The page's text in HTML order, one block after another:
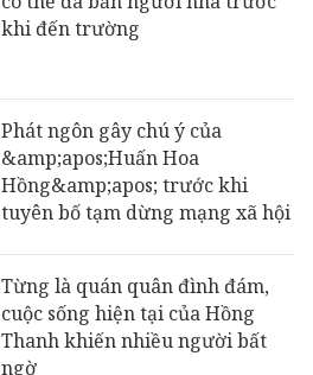
khi đến trường
Phát ngôn gây chú ý của
&amp;apos;Huấn Hoa
Hồng&amp;apos; trước khi
tuyên bố tạm dừng mạng xã hội
Từng là quán quân đình đám,
cuộc sống hiện tại của Hồng
Thanh khiến nhiều người bất
ngờ